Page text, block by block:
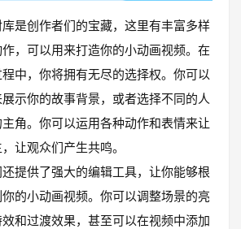
是创作者们的宝藏，这里有丰富多样
，可以用来打造你的小动画视频。在
中，你将拥有无尽的选择权。你可以
示你的故事背景，或者选择不同的人
角。你可以运用各种动作和表情来让
让观众们产生共鸣。
提供了强大的编辑工具，让你能够根
的小动画视频。你可以调整场景的亮
和过渡效果，甚至可以在视频中添加